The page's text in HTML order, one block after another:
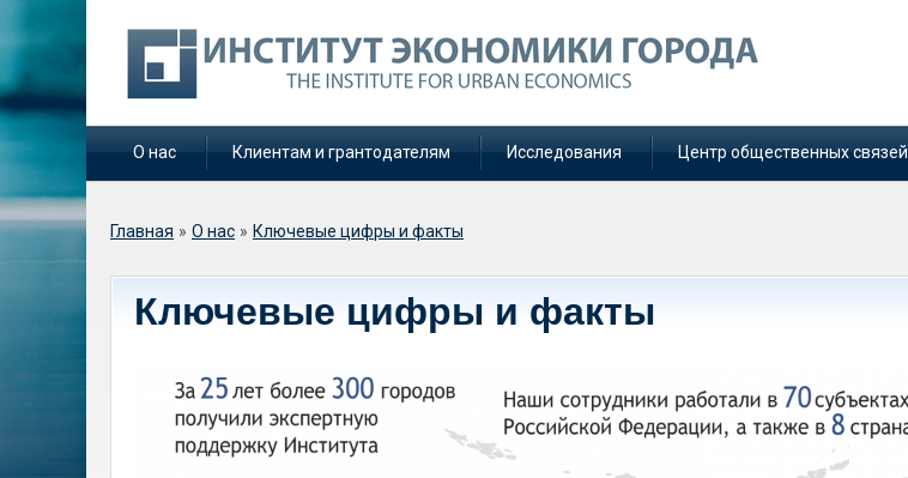
О нас Клиентам и грантодателям Исследования Центр общественных связей
Вы здесь
Главная » О нас » Ключевые цифры и факты
Ключевые цифры и факты